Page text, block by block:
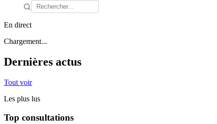
En direct
Chargement...
Dernières actus
Tout voir
Les plus lus
Top consultations